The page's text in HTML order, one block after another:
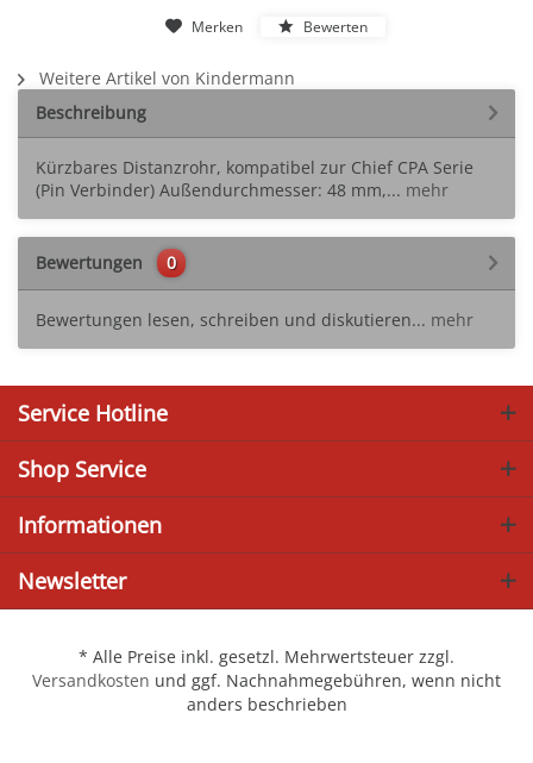
Merken Bewerten
Weitere Artikel von Kindermann
Beschreibung
Kürzbares Distanzrohr, kompatibel zur Chief CPA Serie
(Pin Verbinder) Außendurchmesser: 48 mm,... mehr
Bewertungen 0
Bewertungen lesen, schreiben und diskutieren... mehr
Service Hotline
Shop Service
Informationen
Newsletter
* Alle Preise inkl. gesetzl. Mehrwertsteuer zzgl.
Versandkosten und ggf. Nachnahmegebühren, wenn nicht
anders beschrieben